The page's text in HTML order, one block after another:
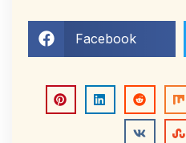
Facebook